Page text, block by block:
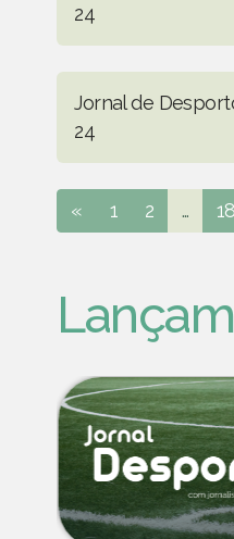
24
Jornal de
24
« 1 2 ... 18